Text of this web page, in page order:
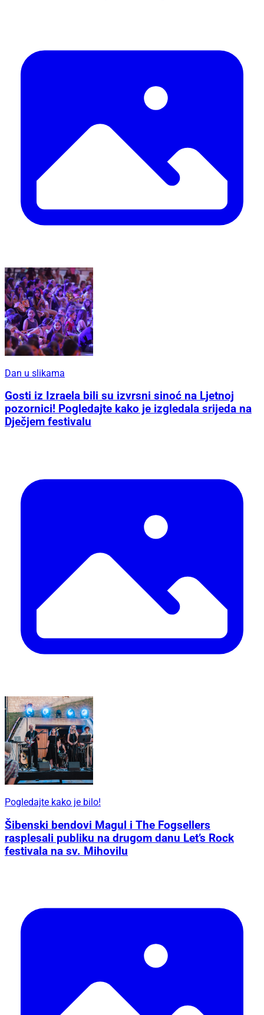
Dan u slikama
Gosti iz Izraela bili su izvrsni sinoć na Ljetnoj
pozornici! Pogledajte kako je izgledala srijeda na
Dječjem festivalu
Pogledajte kako je bilo!
Šibenski bendovi Magul i The Fogsellers
rasplesali publiku na drugom danu Let’s Rock
festivala na sv. Mihovilu